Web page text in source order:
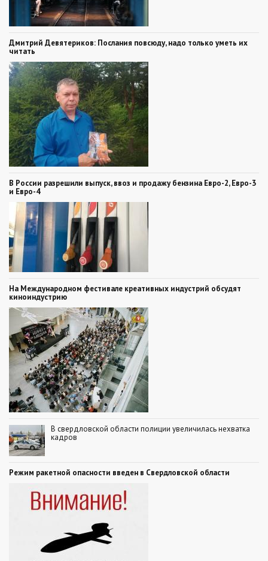
Дмитрий Девятериков: Послания повсюду, надо только уметь их
читать
В России разрешили выпуск, ввоз и продажу бензина Евро-2, Евро-3
и Евро-4
На Международном фестивале креативных индустрий обсудят
киноиндустрию
В свердловской области полиции увеличилась нехватка
кадров
Режим ракетной опасности введен в Свердловской области